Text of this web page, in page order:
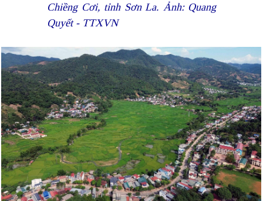
Chiềng Cơi, tỉnh Sơn La. Ảnh: Quang
Quyết - TTXVN